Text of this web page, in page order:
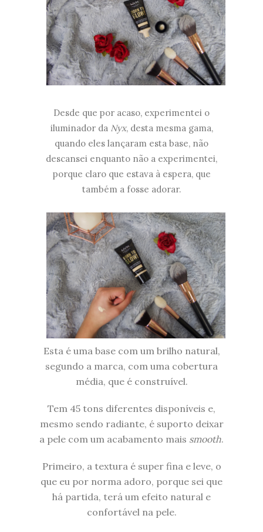
Desde que por acaso, experimentei o
iluminador da Nyx, desta mesma gama,
quando eles lançaram esta base, não
descansei enquanto não a experimentei,
porque claro que estava à espera, que
também a fosse adorar.
Esta é uma base com um brilho natural,
segundo a marca, com uma cobertura
média, que é construível.
Tem 45 tons diferentes disponíveis e,
mesmo sendo radiante, é suporto deixar
a pele com um acabamento mais smooth.
Primeiro, a textura é super fina e leve, o
que eu por norma adoro, porque sei que
há partida, terá um efeito natural e
confortável na pele.